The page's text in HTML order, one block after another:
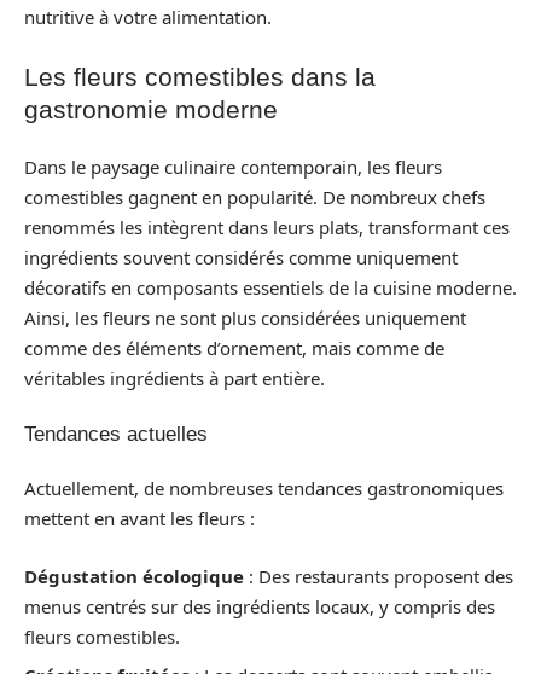
nutritive à votre alimentation.
Les fleurs comestibles dans la
gastronomie moderne
Dans le paysage culinaire contemporain, les fleurs
comestibles gagnent en popularité. De nombreux chefs
renommés les intègrent dans leurs plats, transformant ces
ingrédients souvent considérés comme uniquement
décoratifs en composants essentiels de la cuisine moderne.
Ainsi, les fleurs ne sont plus considérées uniquement
comme des éléments d’ornement, mais comme de
véritables ingrédients à part entière.
Tendances actuelles
Actuellement, de nombreuses tendances gastronomiques
mettent en avant les fleurs :
Dégustation écologique : Des restaurants proposent des
menus centrés sur des ingrédients locaux, y compris des
fleurs comestibles.